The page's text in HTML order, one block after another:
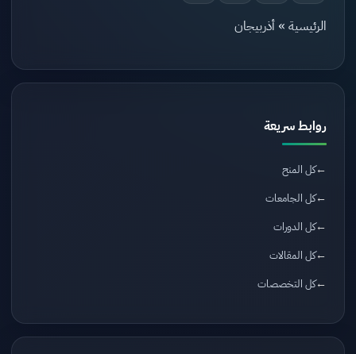
الرئيسية » أذربيجان
روابط سريعة
كل المنح
كل الجامعات
كل الدورات
كل المقالات
كل التخصصات